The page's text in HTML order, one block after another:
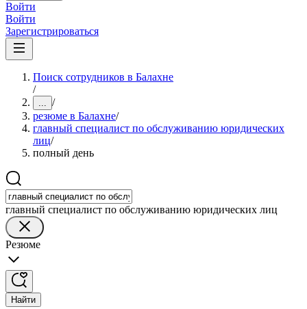
Войти
Войти
Зарегистрироваться
Поиск сотрудников в Балахне
/
... /
резюме в Балахне/
главный специалист по обслуживанию юридических
лиц/
полный день
главный специалист по обслуживанию юридических лиц
Резюме
Найти